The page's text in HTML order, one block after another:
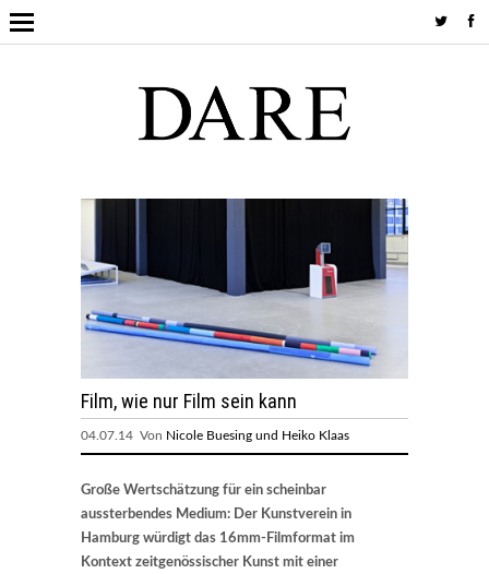
Film, wie nur Film sein kann
04.07.14 Von Nicole Buesing und Heiko Klaas
Große Wertschätzung für ein scheinbar
aussterbendes Medium: Der Kunstverein in
Hamburg würdigt das 16mm-Filmformat im
Kontext zeitgenössischer Kunst mit einer